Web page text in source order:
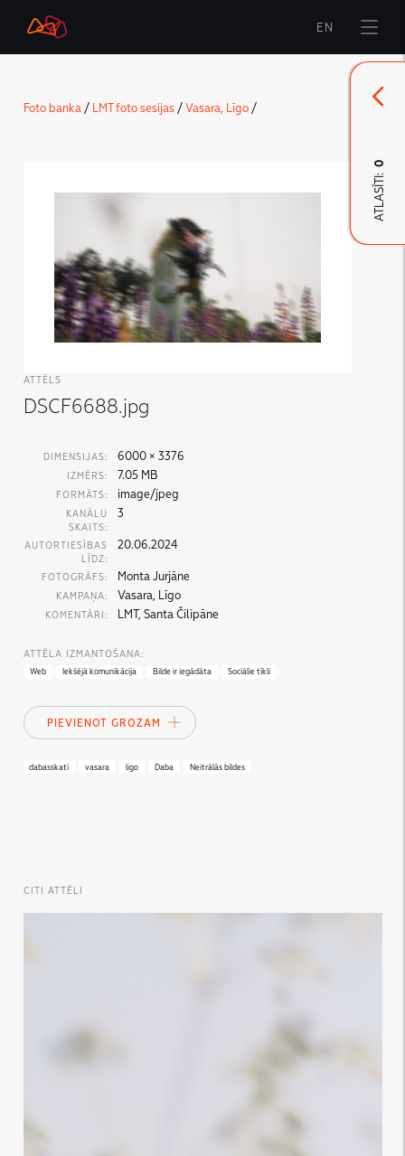
Sākums
LMT Defence
Lejupielāde un jaunumi
Izstrādātie materiāli
EN
Foto banka/ LMT foto sesijas/Vasara, Līgo/
ATTĒLS
DSCF6688.jpg
DIMENSIJAS: 6000 × 3376
IZMĒRS: 7.05 MB
FORMĀTS: image/jpeg
KANĀLU
SKAITS:
3
AUTORTIESĪBAS
LĪDZ:
20.06.2024
FOTOGRĀFS: Monta Jurjāne
KAMPAŅA: Vasara, Līgo
KOMENTĀRI: LMT, Santa Čilipāne
ATTĒLA IZMANTOŠANA:
Web Iekšējā komunikācija Bilde ir iegādāta Sociālie tīkli
PIEVIENOT GROZAM
dabasskati vasara ligo Daba Neitrālās bildes
CITI ATTĒLI
ATLASĪTI:
0